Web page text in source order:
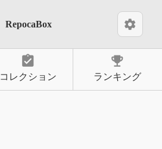
RepocaBox settings
assignment_turned_in
コレクション
emoji_events
ランキング